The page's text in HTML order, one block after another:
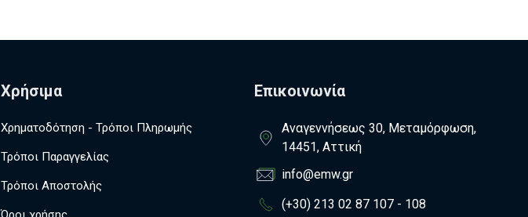
Χρήσιμα
Χρηματοδότηση - Τρόποι Πληρωμής
Τρόποι Παραγγελίας
Τρόποι Αποστολής
Επικοινωνία
Αναγεννήσεως 30, Μεταμόρφωση,
14451, Αττική
info@emw.gr
(+30) 213 02 87 107 - 108